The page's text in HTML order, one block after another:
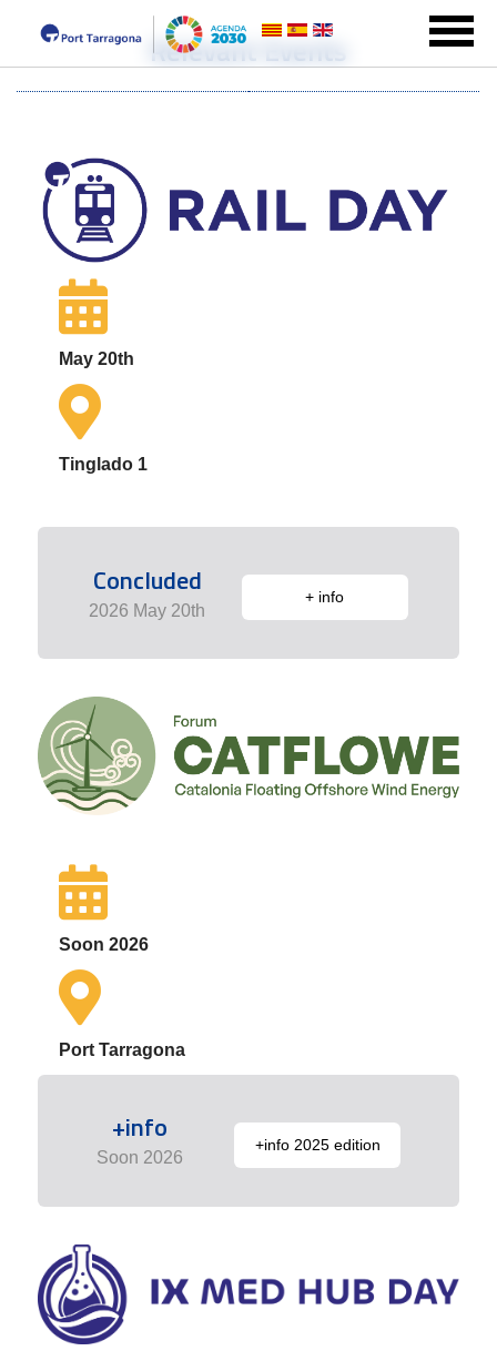
Relevant Events
May 20th
Tinglado 1
Concluded
2026 May 20th
+ info
Soon 2026
Port Tarragona
+info
Soon 2026
+info 2025 edition